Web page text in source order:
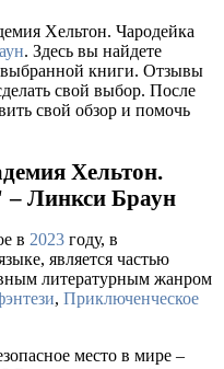
Хельтон. Чародейка
. Здесь вы найдете
книги. Отзывы
свой выбор. После
свой обзор и помочь
Хельтон.
– Линкси Браун
в 2023 году, в
является частью
литературным жанром
, Приключенческое
место в мире –